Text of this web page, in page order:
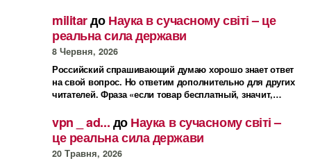
militarдоНаука в сучасному світі – це
реальна сила держави
8 Червня, 2026
Российский спрашивающий думаю хорошо знает ответ
на свой вопрос. Но ответим дополнительно для других
читателей. Фраза «если товар бесплатный, значит,…
vpn _ ad...доНаука в сучасному світі –
це реальна сила держави
20 Травня, 2026